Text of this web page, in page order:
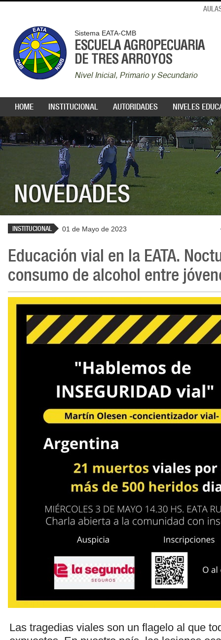
Sistema EATA-CMB
ESCUELA AGROPECUARIA
DE TRES ARROYOS
Nivel Inicial, Primario y Secundario
HOME INSTITUCIONAL AUTORIDADES NIVELES
NOVEDADES
INSTITUCIONAL 01 de Mayo de 2023
Educación vial en la EATA.
consumo de alcohol entre
Las tragedias viales son un flagelo al que